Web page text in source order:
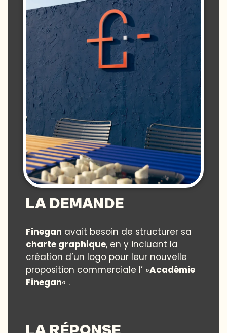
LA DEMANDE
Finegan avait besoin de structurer sa
charte graphique, en y incluant la
création d’un logo pour leur nouvelle
proposition commerciale l’ »Académie
Finegan« .